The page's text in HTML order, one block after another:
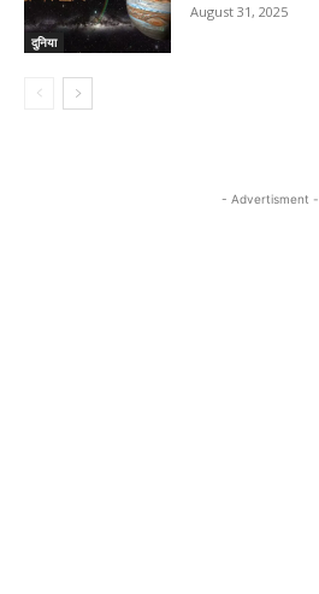
दुनिया
August 31, 2025
- Advertisment -